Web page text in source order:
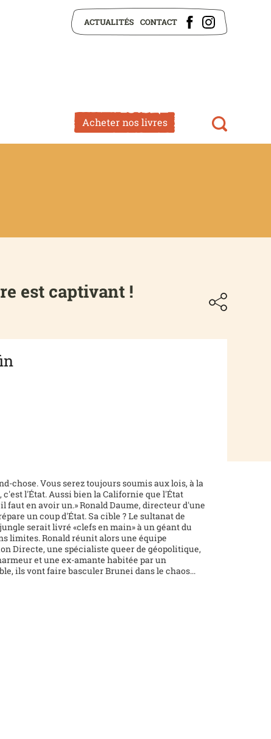
ACTUALITÉS CONTACT
Acheter nos livres
est captivant !
chose. Vous serez toujours soumis aux lois, à la
l'État. Aussi bien la Californie que l'État
faut en avoir un.» Ronald Daume, directeur d'une
un coup d'État. Sa cible ? Le sultanat de
serait livré «clefs en main» à un géant du
limites. Ronald réunit alors une équipe
Directe, une spécialiste queer de géopolitique,
et une ex-amante habitée par un
ils vont faire basculer Brunei dans le chaos...